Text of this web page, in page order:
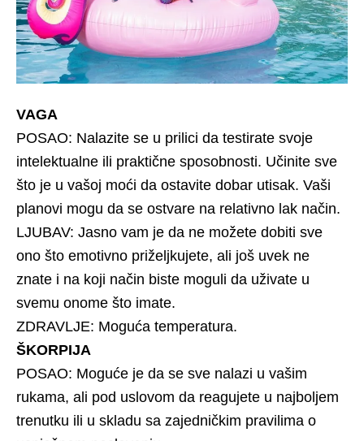
VAGA
POSAO: Nalazite se u prilici da testirate svoje
intelektualne ili praktične sposobnosti. Učinite sve
što je u vašoj moći da ostavite dobar utisak. Vaši
planovi mogu da se ostvare na relativno lak način.
LJUBAV: Jasno vam je da ne možete dobiti sve
ono što emotivno priželjkujete, ali još uvek ne
znate i na koji način biste moguli da uživate u
svemu onome što imate.
ZDRAVLJE: Moguća temperatura.
ŠKORPIJA
POSAO: Moguće je da se sve nalazi u vašim
rukama, ali pod uslovom da reagujete u najboljem
trenutku ili u skladu sa zajedničkim pravilima o